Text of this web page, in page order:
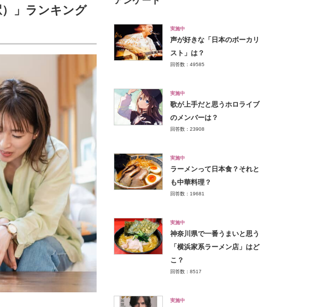
）」ランキング
実施中
声が好きな「日本のボーカリ
スト」は？
回答数：49585
実施中
歌が上手だと思うホロライブ
のメンバーは？
回答数：23908
実施中
ラーメンって日本食？それと
も中華料理？
回答数：19681
実施中
神奈川県で一番うまいと思う
「横浜家系ラーメン店」はど
こ？
回答数：8517
実施中